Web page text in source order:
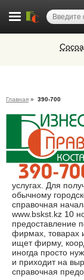
Главная » 390-700
услугах. Для
обычному
справочная
www.bskst.kz 10
предоставление
фирмах, товарах
ищет фирму,
иногда просто
и приходит на
справочная